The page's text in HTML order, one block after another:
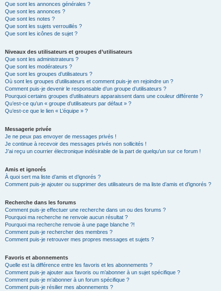
Que sont les annonces générales ?
Que sont les annonces ?
Que sont les notes ?
Que sont les sujets verrouillés ?
Que sont les icônes de sujet ?
Niveaux des utilisateurs et groupes d’utilisateurs
Que sont les administrateurs ?
Que sont les modérateurs ?
Que sont les groupes d’utilisateurs ?
Où sont les groupes d’utilisateurs et comment puis-je en rejoindre un ?
Comment puis-je devenir le responsable d’un groupe d’utilisateurs ?
Pourquoi certains groupes d’utilisateurs apparaissent dans une couleur différente ?
Qu’est-ce qu’un « groupe d’utilisateurs par défaut » ?
Qu’est-ce que le lien « L’équipe » ?
Messagerie privée
Je ne peux pas envoyer de messages privés !
Je continue à recevoir des messages privés non sollicités !
J’ai reçu un courrier électronique indésirable de la part de quelqu’un sur ce forum !
Amis et ignorés
À quoi sert ma liste d’amis et d’ignorés ?
Comment puis-je ajouter ou supprimer des utilisateurs de ma liste d’amis et d’ignorés ?
Recherche dans les forums
Comment puis-je effectuer une recherche dans un ou des forums ?
Pourquoi ma recherche ne renvoie aucun résultat ?
Pourquoi ma recherche renvoie à une page blanche ?!
Comment puis-je rechercher des membres ?
Comment puis-je retrouver mes propres messages et sujets ?
Favoris et abonnements
Quelle est la différence entre les favoris et les abonnements ?
Comment puis-je ajouter aux favoris ou m’abonner à un sujet spécifique ?
Comment puis-je m’abonner à un forum spécifique ?
Comment puis-je résilier mes abonnements ?